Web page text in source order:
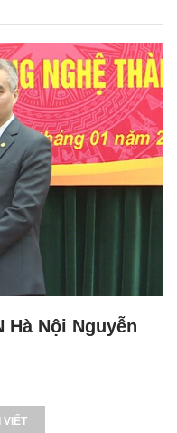
Hà Nội Nguyễn
VIẾT